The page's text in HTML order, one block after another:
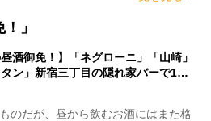
」
昼酒御免！】「ネグローニ」「山崎」
タン」新宿三丁目の隠れ家バーで1…
のだが、昼から飲むお酒にはまた格